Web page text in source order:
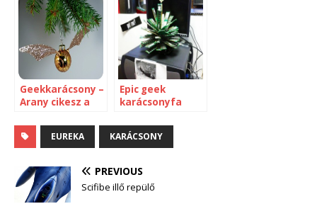
megvan
[archívum]
Geekkarácsony –
Arany cikesz a
Epic geek
karácsonyfa
EUREKA KARÁCSONY
PREVIOUS
Scifibe illő repülő